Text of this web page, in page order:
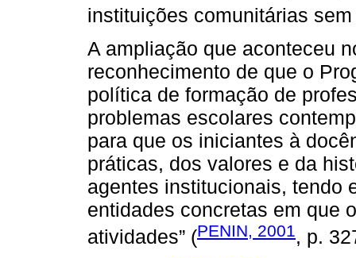
instituições comunitárias
A ampliação que aconteceu
reconhecimento de que o
política de formação de
problemas escolares
para que os iniciantes à
práticas, dos valores e da
agentes institucionais, tendo
entidades concretas em que
atividades” (PENIN, 2001, p.